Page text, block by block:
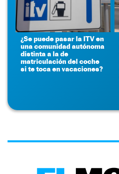
¿Se puede pasar la ITV en
una comunidad autónoma
distinta a la de
matriculación del coche
si te toca en vacaciones?